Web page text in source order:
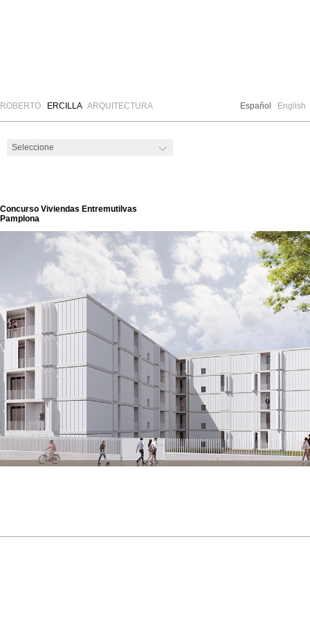
ROBERTO ERCILLAARQUITECTURA Español English
Concurso Viviendas Entremutilvas
Pamplona